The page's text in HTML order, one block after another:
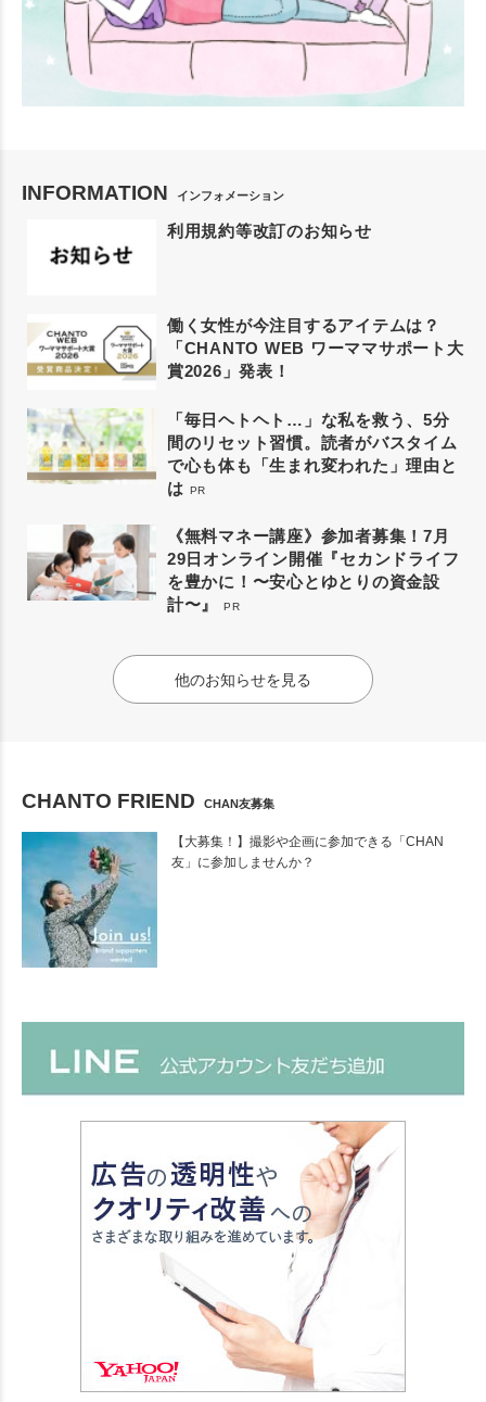
INFORMATION インフォメーション
利用規約等改訂のお知らせ
働く女性が今注目するアイテムは？
「CHANTO WEB ワーママサポート大
賞2026」発表！
「毎日ヘトヘト…」な私を救う、5分
間のリセット習慣。読者がバスタイム
で心も体も「生まれ変われた」理由と
は PR
《無料マネー講座》参加者募集！7月
29日オンライン開催『セカンドライフ
を豊かに！〜安心とゆとりの資金設
計〜』
PR
他のお知らせを見る
CHANTO FRIEND CHAN友募集
【大募集！】撮影や企画に参加できる「CHAN
友」に参加しませんか？